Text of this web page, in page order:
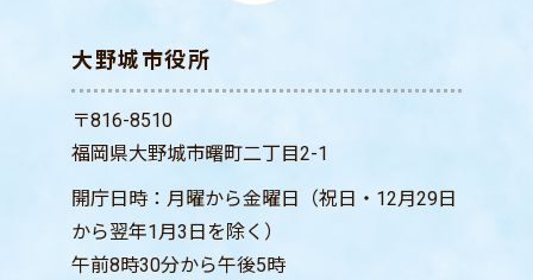
大野城市役所
〒816-8510
福岡県大野城市曙町二丁目2-1
開庁日時：月曜から金曜日（祝日・12月29日
から翌年1月3日を除く）
午前8時30分から午後5時